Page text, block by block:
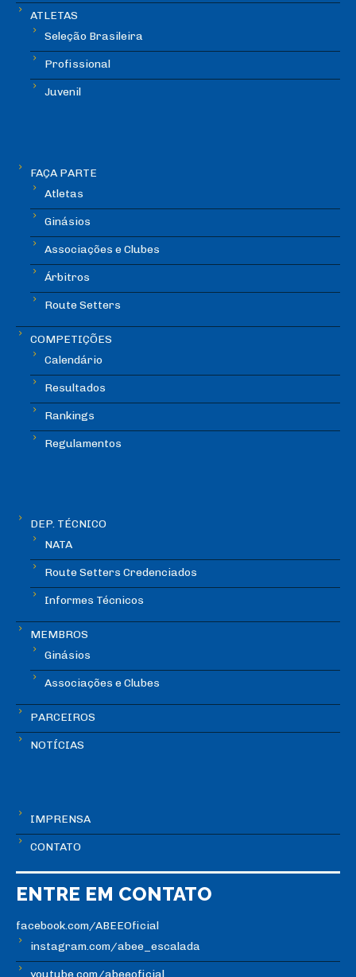
ATLETAS
Seleção Brasileira
Profissional
Juvenil
FAÇA PARTE
Atletas
Ginásios
Associações e Clubes
Árbitros
Route Setters
COMPETIÇÕES
Calendário
Resultados
Rankings
Regulamentos
DEP. TÉCNICO
NATA
Route Setters Credenciados
Informes Técnicos
MEMBROS
Ginásios
Associações e Clubes
PARCEIROS
NOTÍCIAS
IMPRENSA
CONTATO
ENTRE EM CONTATO
facebook.com/ABEEOficial
instagram.com/abee_escalada
youtube.com/abeeoficial